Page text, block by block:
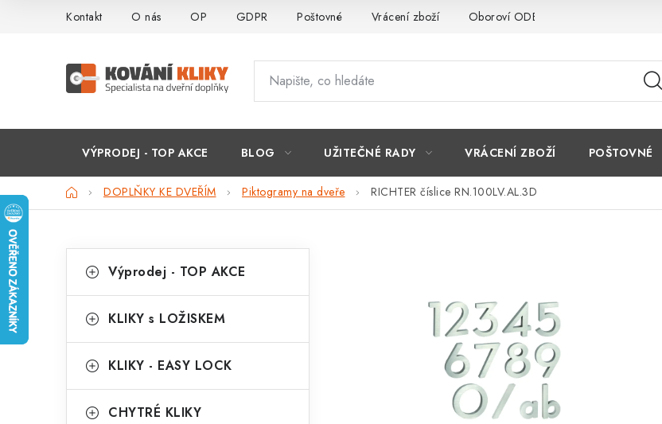
Kontakt O nás OP GDPR Poštovné Vrácení zboží Oboroví ODBORNÍCI
VÝPRODEJ - TOP AKCE BLOG UŽITEČNÉ RADY VRÁCENÍ ZBOŽÍ POŠTOVNÉ
DomůDOPLŇKY KE DVEŘÍM Piktogramy na dveře RICHTER číslice RN.100LV.AL.3D
o
t
r
kategorie
a
e
o
Výprodej - TOP AKCE
KLIKY s LOŽISKEM
KLIKY - EASY LOCK
CHYTRÉ KLIKY